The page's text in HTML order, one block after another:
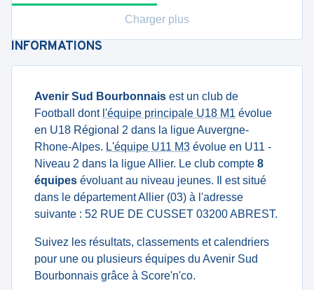
Charger plus
INFORMATIONS
Avenir Sud Bourbonnais est un club de
Football dont l'équipe principale U18 M1 évolue
en U18 Régional 2 dans la ligue Auvergne-
Rhone-Alpes. L'équipe U11 M3 évolue en U11 -
Niveau 2 dans la ligue Allier. Le club compte 8
équipes évoluant au niveau jeunes. Il est situé
dans le département Allier (03) à l'adresse
suivante : 52 RUE DE CUSSET 03200 ABREST.
Suivez les résultats, classements et calendriers
pour une ou plusieurs équipes du Avenir Sud
Bourbonnais grâce à Score'n'co.